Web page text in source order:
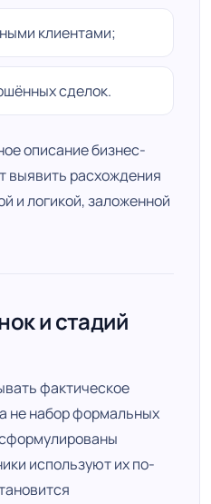
клиентами;
сделок.
описание бизнес-
выявить расхождения
и логикой, заложенной
и стадий
фактическое
не набор формальных
используют их по-